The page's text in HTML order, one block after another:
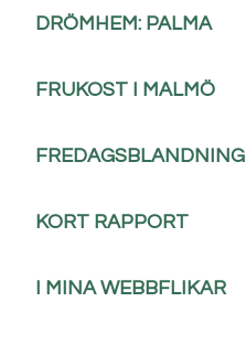
DRÖMHEM: PALMA
FRUKOST I MALMÖ
FREDAGSBLANDNING
KORT RAPPORT
I MINA WEBBFLIKAR